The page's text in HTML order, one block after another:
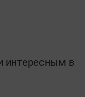
интересным в